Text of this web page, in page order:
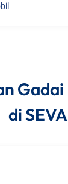
Gadai
di SEVA